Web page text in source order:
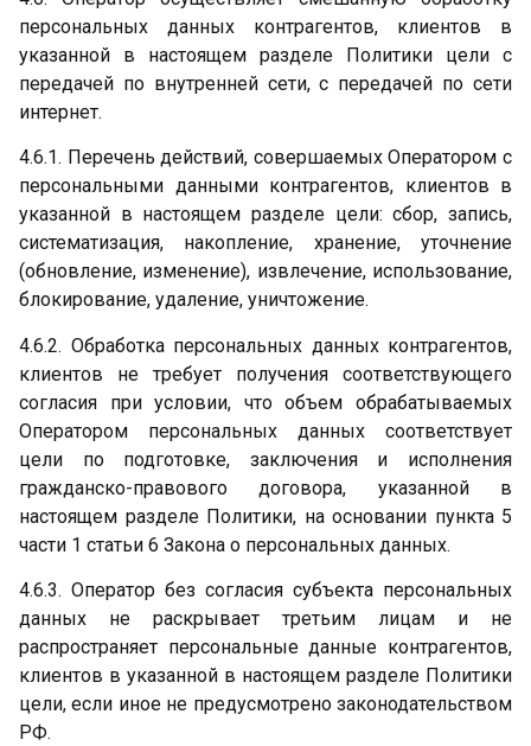
персональных данных контрагентов, клиентов в
указанной в настоящем разделе Политики цели с
передачей по внутренней сети, с передачей по сети
интернет.
4.6.1. Перечень действий, совершаемых Оператором с
персональными данными контрагентов, клиентов в
указанной в настоящем разделе цели: сбор, запись,
систематизация, накопление, хранение, уточнение
(обновление, изменение), извлечение, использование,
блокирование, удаление, уничтожение.
4.6.2. Обработка персональных данных контрагентов,
клиентов не требует получения соответствующего
согласия при условии, что объем обрабатываемых
Оператором персональных данных соответствует
цели по подготовке, заключения и исполнения
гражданско-правового договора, указанной в
настоящем разделе Политики, на основании пункта 5
части 1 статьи 6 Закона о персональных данных.
4.6.3. Оператор без согласия субъекта персональных
данных не раскрывает третьим лицам и не
распространяет персональные данные контрагентов,
клиентов в указанной в настоящем разделе Политики
цели, если иное не предусмотрено законодательством
РФ.